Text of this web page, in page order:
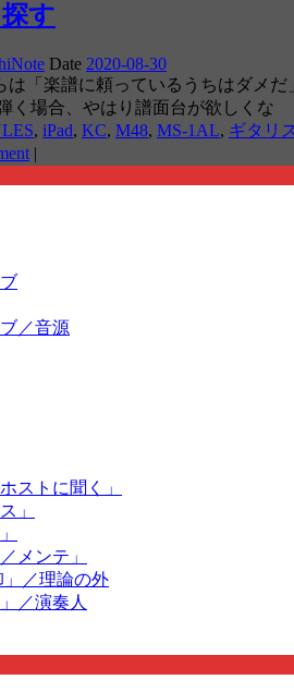
す
Date 2020-08-30
は「楽譜に頼っているうちはダメ
く場合、やはり譜面台が欲しくな
, iPad, KC, M48, MS-1AL, ギタリ
|
／音源
ストに聞く」
」
メンテ」
／理論の外
／演奏人